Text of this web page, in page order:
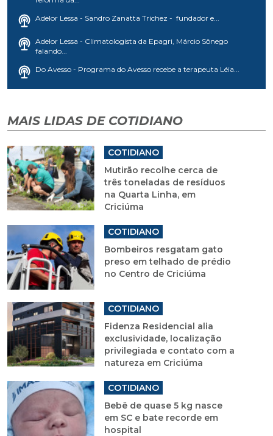
Adelor Lessa - Sandro Zanatta Trichez - fundador e...
Adelor Lessa - Climatologista da Epagri, Márcio Sônego
falando...
Do Avesso - Programa do Avesso recebe a terapeuta Léia...
MAIS LIDAS DE COTIDIANO
COTIDIANO
Mutirão recolhe cerca de
três toneladas de resíduos
na Quarta Linha, em
Criciúma
COTIDIANO
Bombeiros resgatam gato
preso em telhado de prédio
no Centro de Criciúma
COTIDIANO
Fidenza Residencial alia
exclusividade, localização
privilegiada e contato com a
natureza em Criciúma
COTIDIANO
Bebê de quase 5 kg nasce
em SC e bate recorde em
hospital